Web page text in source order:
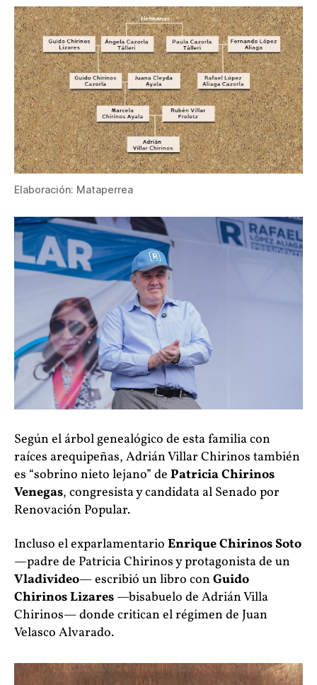
Elaboración: Mataperrea
Según el árbol genealógico de esta familia con
raíces arequipeñas, Adrián Villar Chirinos también
es “sobrino nieto lejano” de Patricia Chirinos
Venegas, congresista y candidata al Senado por
Renovación Popular.
Incluso el exparlamentario Enrique Chirinos Soto
—padre de Patricia Chirinos y protagonista de un
Vladivideo— escribió un libro con Guido
Chirinos Lizares —bisabuelo de Adrián Villa
Chirinos— donde critican el régimen de Juan
Velasco Alvarado.